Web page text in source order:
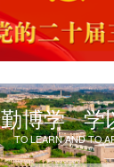
的品牌，是我们校
博学 学
TO LEARN AND TO